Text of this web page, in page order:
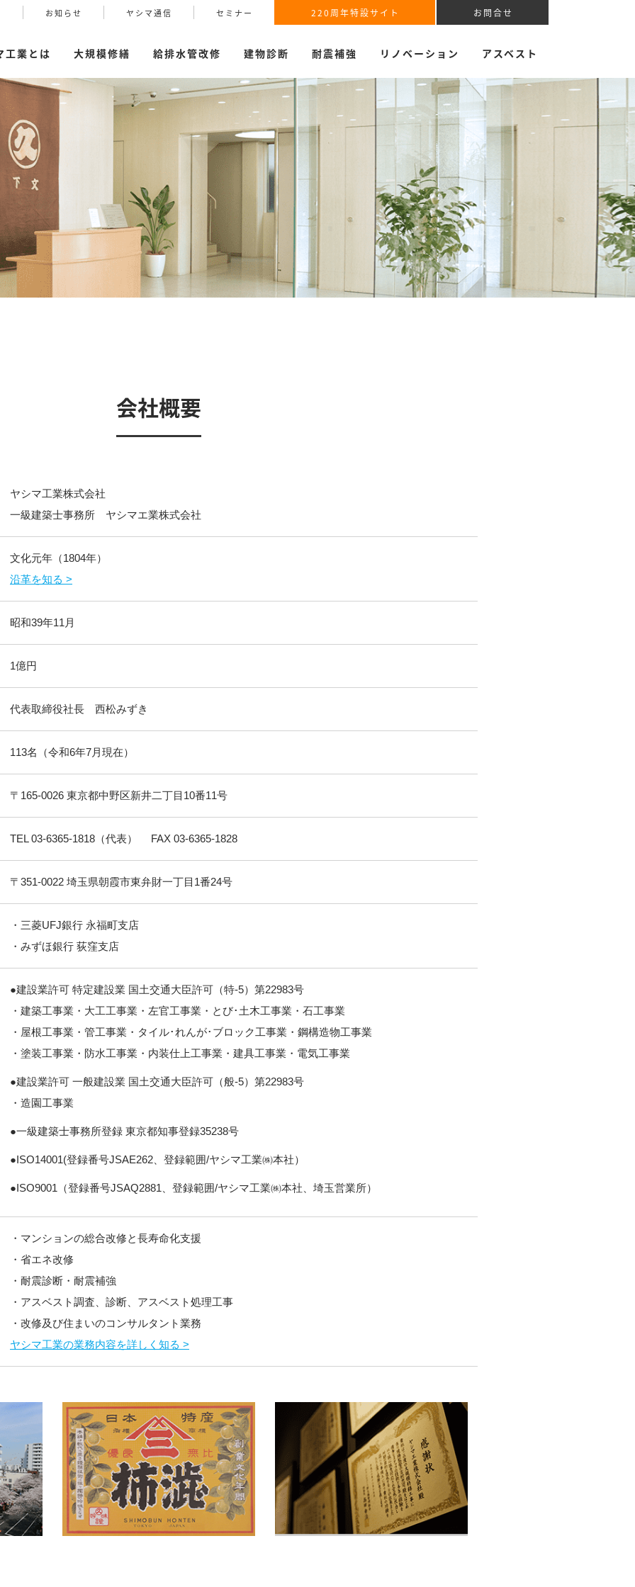
お知らせ ヤシマ通信 セミナー 220周年特設サイト お問合せ
工業とは 大規模修繕 給排水管改修 建物診断 耐震補強 リノベーション アスベスト
会社概要
ヤシマ工業株式会社
一級建築士事務所 ヤシマエ業株式会社
文化元年（1804年）
沿革を知る >
昭和39年11月
1億円
代表取締役社長 西松みずき
113名（令和6年7月現在）
〒165-0026 東京都中野区新井二丁目10番11号
TEL 03-6365-1818（代表） FAX 03-6365-1828
〒351-0022 埼玉県朝霞市東弁財一丁目1番24号
・三菱UFJ銀行 永福町支店
・みずほ銀行 荻窪支店
●建設業許可 特定建設業 国土交通大臣許可（特-5）第22983号
・建築工事業・大工工事業・左官工事業・とび･土木工事業・石工事業
・屋根工事業・管工事業・タイル･れんが･ブロック工事業・鋼構造物工事業
・塗装工事業・防水工事業・内装仕上工事業・建具工事業・電気工事業
●建設業許可 一般建設業 国土交通大臣許可（般-5）第22983号
・造園工事業
●一級建築士事務所登録 東京都知事登録35238号
●ISO14001(登録番号JSAE262、登録範囲/ヤシマ工業㈱本社）
●ISO9001（登録番号JSAQ2881、登録範囲/ヤシマ工業㈱本社、埼玉営業所）
・マンションの総合改修と長寿命化支援
・省エネ改修
・耐震診断・耐震補強
・アスベスト調査、診断、アスベスト処理工事
・改修及び住まいのコンサルタント業務
ヤシマ工業の業務内容を詳しく知る >